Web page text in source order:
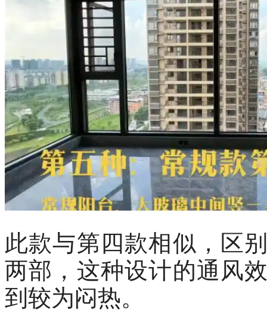
此款与第四款相似，区
两部，这种设计的通风
到较为闷热。